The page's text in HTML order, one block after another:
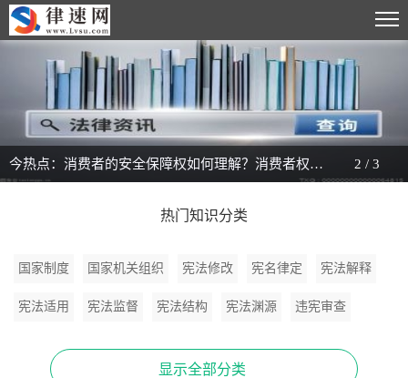
今热点：消费者的安全保障权如何理解？消费者权益的内容是哪些？ 2 /3
热门知识分类
国家制度 国家机关组织 宪法修改 宪名律定 宪法解释
宪法适用 宪法监督 宪法结构 宪法渊源 违宪审查
显示全部分类